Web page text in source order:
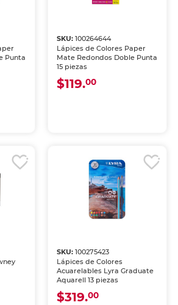
Punta
SKU: 100264644
Lápices de Colores Paper
Mate Redondos Doble Punta
15 piezas
$119.00
SKU: 100275423
Lápices de Colores
Acuarelables Lyra Graduate
Aquarell 13 piezas
$319.00